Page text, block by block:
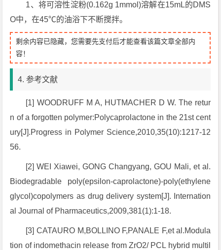
1、 将可溶性淀粉(0.162g 1mmol)溶解在15mL的DMS
O中，在45℃的油浴下不断搅拌。
剩余内容已隐藏，您需要先支付后才能查看该篇文章全部内
容！
4. 参考文献
[1] WOODRUFF M A, HUTMACHER D W. The retur
n of a forgotten polymer:Polycaprolactone in the 21st cent
ury[J].Progress in Polymer Science,2010,35(10):1217-12
56.
[2] WEI Xiawei, GONG Changyang, GOU Mali, et al.
Biodegradable poly(epsilon-caprolactone)-poly(ethylene
glycol)copolymers as drug delivery system[J]. Internation
al Journal of Pharmaceutics,2009,381(1):1-18.
[3] CATAURO M,BOLLINO F,PANALE F,et al.Modula
tion of indomethacin release from ZrO2/ PCL hybrid multil